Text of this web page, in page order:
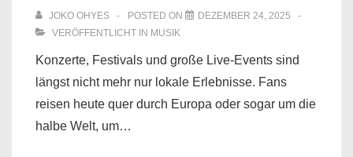
JOKO OHYES POSTED ON
DEZEMBER 24, 2025
VERÖFFENTLICHT IN MUSIK
Konzerte, Festivals und große Live-Events sind
längst nicht mehr nur lokale Erlebnisse. Fans
reisen heute quer durch Europa oder sogar um die
halbe Welt, um…